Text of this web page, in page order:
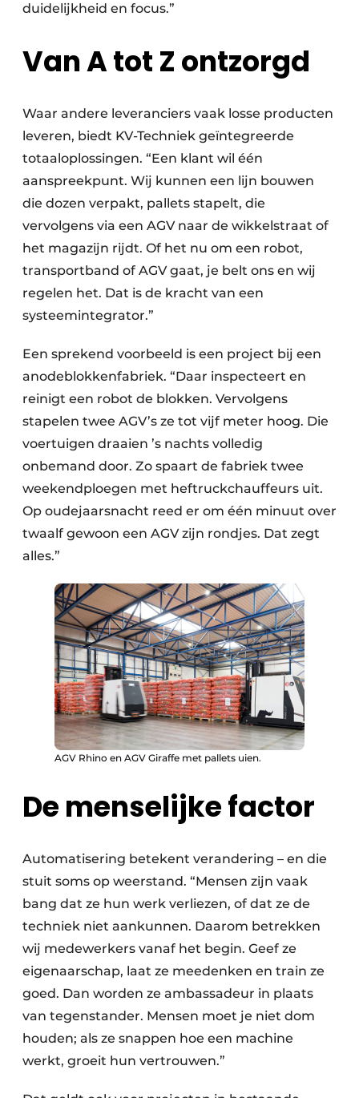
duidelijkheid en focus.”
Van A tot Z ontzorgd
Waar andere leveranciers vaak losse producten
leveren, biedt KV-Techniek geïntegreerde
totaaloplossingen. “Een klant wil één
aanspreekpunt. Wij kunnen een lijn bouwen
die dozen verpakt, pallets stapelt, die
vervolgens via een AGV naar de wikkelstraat of
het magazijn rijdt. Of het nu om een robot,
transportband of AGV gaat, je belt ons en wij
regelen het. Dat is de kracht van een
systeemintegrator.”
Een sprekend voorbeeld is een project bij een
anodeblokkenfabriek. “Daar inspecteert en
reinigt een robot de blokken. Vervolgens
stapelen twee AGV’s ze tot vijf meter hoog. Die
voertuigen draaien ’s nachts volledig
onbemand door. Zo spaart de fabriek twee
weekendploegen met heftruckchauffeurs uit.
Op oudejaarsnacht reed er om één minuut over
twaalf gewoon een AGV zijn rondjes. Dat zegt
alles.”
AGV Rhino en AGV Giraffe met pallets uien.
De menselijke factor
Automatisering betekent verandering – en die
stuit soms op weerstand. “Mensen zijn vaak
bang dat ze hun werk verliezen, of dat ze de
techniek niet aankunnen. Daarom betrekken
wij medewerkers vanaf het begin. Geef ze
eigenaarschap, laat ze meedenken en train ze
goed. Dan worden ze ambassadeur in plaats
van tegenstander. Mensen moet je niet dom
houden; als ze snappen hoe een machine
werkt, groeit hun vertrouwen.”